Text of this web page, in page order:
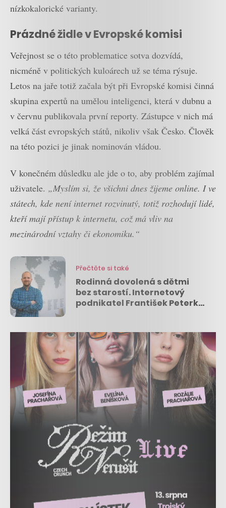
nízkokalorické varianty.
Prázdné židle v Evropské komisi
Veřejnost se o této problematice sotva dozvídá,
nicméně v politických kuloárech už se téma rýsuje.
Letos na jaře totiž začala být při Evropské komisi činná
skupina expertů na umělou inteligenci, která v dubnu a
v červnu publikovala první reporty. Zástupce v nich má
velká část evropských států, nikoliv však Česko. Člověk
na této pozici je jinak nominován vládou.
V konečném důsledku ale jde o to, aby problém zajímal
uživatele. „Myslím si, že všichni dnes žijeme online. I ve
státech, kde není internet rozvinutý, totiž rozhodují lidé,
kteří mají přístup k internetu, což má vliv na
mezinárodní vztahy či ekonomiku.“
Přečtěte si také
Rodinná dovolená s dětmi
bez starostí. Internetový
podnikatel František Peterka